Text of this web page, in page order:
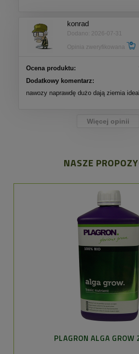
konrad
Dodano: 2026-07-31
Opinia zweryfikowana
Ocena produktu:
Dodatkowy komentarz:
nawozy naprawdę dużo dają ziemia
Więcej opinii
NASZE
PLAGRON ALGA